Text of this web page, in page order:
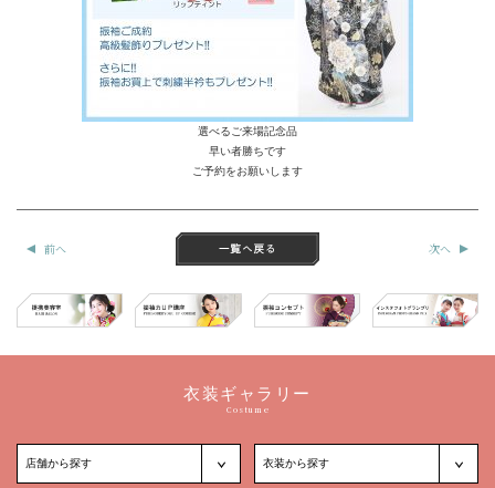
選べるご来場記念品
早い者勝ちです
ご予約をお願いします
前へ 次へ
衣装ギャラリー
Costume